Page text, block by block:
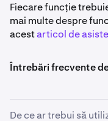
Fiecare funcție
mai multe despre
acestarticol de
Întrebări frecvente
De ce ar trebui să